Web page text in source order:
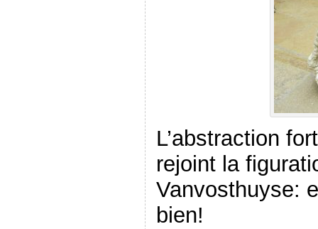
L’abstraction
rejoint la
Vanvosthuyse:
bien!